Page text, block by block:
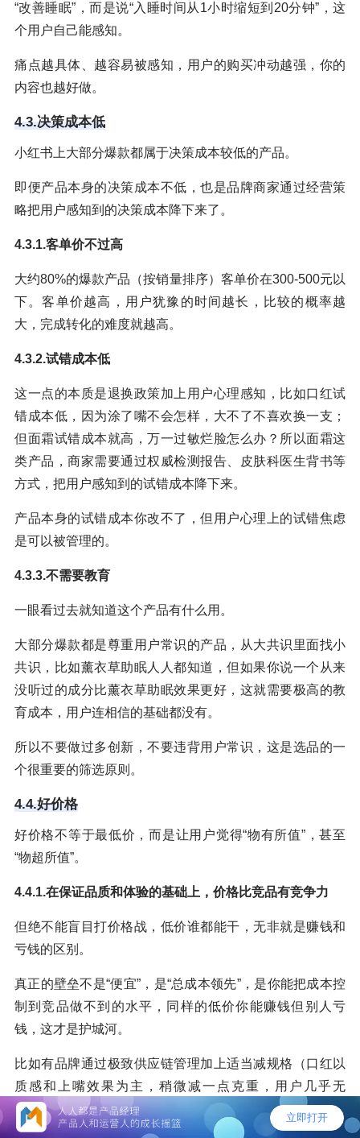
“改善睡眠”，而是说“入睡时间从1小时缩短到20分钟”，这
个用户自己能感知。
痛点越具体、越容易被感知，用户的购买冲动越强，你的
内容也越好做。
4.3.决策成本低
小红书上大部分爆款都属于决策成本较低的产品。
即便产品本身的决策成本不低，也是品牌商家通过经营策
略把用户感知到的决策成本降下来了。
4.3.1.客单价不过高
大约80%的爆款产品（按销量排序）客单价在300-500元以
下。客单价越高，用户犹豫的时间越长，比较的概率越
大，完成转化的难度就越高。
4.3.2.试错成本低
这一点的本质是退换政策加上用户心理感知，比如口红试
错成本低，因为涂了嘴不会怎样，大不了不喜欢换一支；
但面霜试错成本就高，万一过敏烂脸怎么办？所以面霜这
类产品，商家需要通过权威检测报告、皮肤科医生背书等
方式，把用户感知到的试错成本降下来。
产品本身的试错成本你改不了，但用户心理上的试错焦虑
是可以被管理的。
4.3.3.不需要教育
一眼看过去就知道这个产品有什么用。
大部分爆款都是尊重用户常识的产品，从大共识里面找小
共识，比如薰衣草助眠人人都知道，但如果你说一个从来
没听过的成分比薰衣草助眠效果更好，这就需要极高的教
育成本，用户连相信的基础都没有。
所以不要做过多创新，不要违背用户常识，这是选品的一
个很重要的筛选原则。
4.4.好价格
好价格不等于最低价，而是让用户觉得“物有所值”，甚至
“物超所值”。
4.4.1.在保证品质和体验的基础上，价格比竞品有竞争力
但绝不能盲目打价格战，低价谁都能干，无非就是赚钱和
亏钱的区别。
真正的壁垒不是“便宜”，是“总成本领先”，是你能把成本控
制到竞品做不到的水平，同样的低价你能赚钱但别人亏
钱，这才是护城河。
比如有品牌通过极致供应链管理加上适当减规格（口红以
质感和上嘴效果为主，稍微减一点克重，用户几乎无
感），把口红做到9.9元且品质对标大牌。蜜雪冰城同理，
它选择便宜，是因为它的供应链能力让它在便宜的同时还